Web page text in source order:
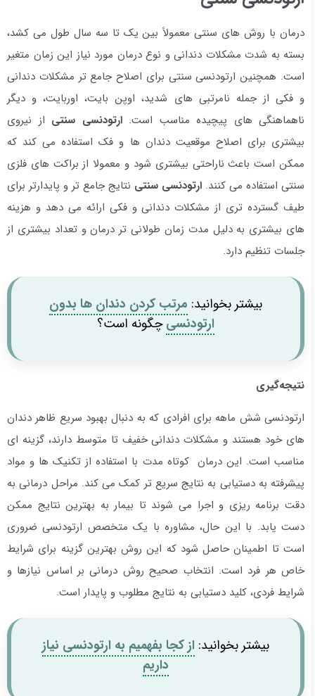
درمان با روش های سنتی معمولاً بین یک تا سه سال طول می کشد،
بسته به شدت مشکلات دندانی و نوع درمان مورد نیاز این زمان متغیر
است. همچنین ارتودنسی سنتی برای اصلاح جامع تر مشکلات دندانی
و فکی از جمله نامرتبی های شدید، اوپن بایت، اوربایت، و دیگر
ناهماهنگی های پیچیده مناسب است.ارتودنسی سنتی از نیروی
بیشتری برای اصلاح موقعیت دندان ها و فک استفاده می کند که
ممکن است باعث ناراحتی بیشتری شود و معمولا از براکت های فلزی
سنتی استفاده می کنند. ارتودنسی سنتی نتایج جامع تر و پایدارتر برای
طیف گسترده تری از مشکلات دندانی و فکی ارائه می دهد و هزینه
های بیشتری به دلیل مدت زمان طولانی تر درمان و تعداد بیشتری از
جلسات تنظیم دارد.
بیشتر بخوانید: مرتب کردن دندان ها بدون
ارتودنسیچگونه است؟
نتیجه‌گیری
ارتودنسی شش ماهه برای افرادی که به دنبال بهبود سریع ظاهر دندان
های خود هستند و مشکلات دندانی خفیف تا متوسط دارند، گزینه ای
مناسب است. این درمان کوتاه مدت با استفاده از تکنیک ها و مواد
پیشرفته به دستیابی به نتایج سریع تر کمک می کند. مراحل درمانی به
دقت برنامه ریزی و اجرا می شوند تا بیمار به بهترین نتایج ممکن
دست یابد. با این حال، مشاوره با یک متخصص ارتودنسی ضروری
است تا اطمینان حاصل شود که این روش بهترین گزینه برای شرایط
خاص هر فرد است. انتخاب صحیح روش درمانی بر اساس نیازها و
شرایط فردی، کلید دستیابی به نتایج مطلوب و پایدار است.
بیشتر بخوانید: از کجا بفهمیم به ارتودنسی نیاز
داریم